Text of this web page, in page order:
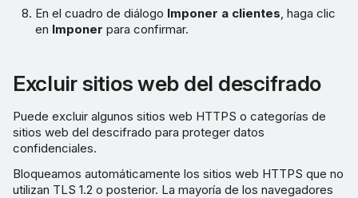
En el cuadro de diálogo Imponer a clientes , haga clic
en Imponer para confirmar.
Excluir sitios web del descifrado
Puede excluir algunos sitios web HTTPS o categorías de
sitios web del descifrado para proteger datos
confidenciales.
Bloqueamos automáticamente los sitios web HTTPS que no
utilizan TLS 1.2 o posterior. La mayoría de los navegadores